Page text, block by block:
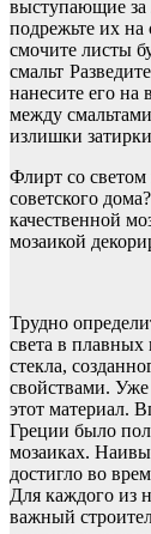
выступающие за
подрежьте их
смочите листы
смальт
нанесите его на
между
излишки затирки
Флирт со
советского
качественной
мозаикой
Трудно
света в плавных
стекла,
свойствами.
этот материал.
Греции было
мозаиках.
достигло во
Для каждого из
важный